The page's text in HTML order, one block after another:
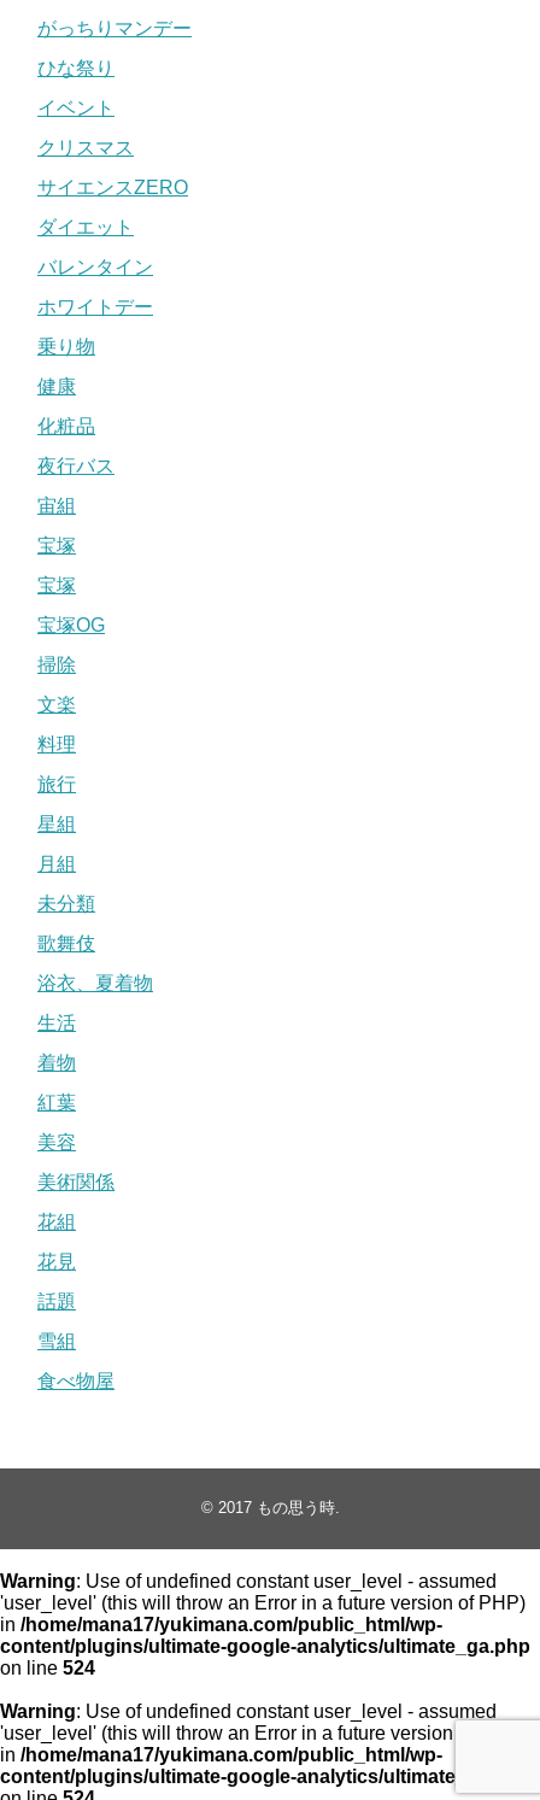
がっちりマンデー
ひな祭り
イベント
クリスマス
サイエンスZERO
ダイエット
バレンタイン
ホワイトデー
乗り物
健康
化粧品
夜行バス
宙組
宝塚
宝塚
宝塚OG
掃除
文楽
料理
旅行
星組
月組
未分類
歌舞伎
浴衣、夏着物
生活
着物
紅葉
美容
美術関係
花組
花見
話題
雪組
食べ物屋
© 2017 もの思う時.
Warning: Use of undefined constant user_level - assumed
'user_level' (this will throw an Error in a future version of PHP)
in /home/mana17/yukimana.com/public_html/wp-
content/plugins/ultimate-google-analytics/ultimate_ga.php
on line 524
Warning: Use of undefined constant user_level - assumed
'user_level' (this will throw an Error in a future version of PHP)
in /home/mana17/yukimana.com/public_html/wp-
content/plugins/ultimate-google-analytics/ultimate_ga.php